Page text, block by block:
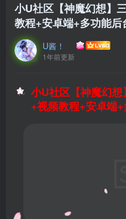
小U社区【神魔幻想】
教程+安卓端+多功能后
U酱！
1年前更新
小U社区【神魔幻
+视频教程+安卓端